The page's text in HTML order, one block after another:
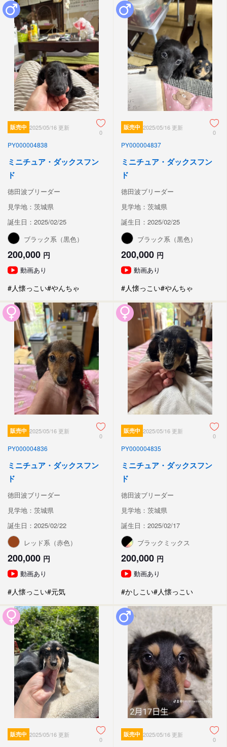
販売中 2025/05/16 更新
0
PY000004838
ミニチュア・ダックスフン
ド
徳田波ブリーダー
見学地：茨城県
誕生日：2025/02/25
ブラック系（黒色）
200,000 円
動画あり
#人懐っこい#やんちゃ
販売中 2025/05/16 更新
0
PY000004837
ミニチュア・ダックスフン
ド
徳田波ブリーダー
見学地：茨城県
誕生日：2025/02/25
ブラック系（黒色）
200,000 円
動画あり
#人懐っこい#やんちゃ
販売中 2025/05/16 更新
0
PY000004836
ミニチュア・ダックスフン
ド
徳田波ブリーダー
見学地：茨城県
誕生日：2025/02/22
レッド系（赤色）
200,000 円
動画あり
#人懐っこい#元気
販売中 2025/05/16 更新
0
PY000004835
ミニチュア・ダックスフン
ド
徳田波ブリーダー
見学地：茨城県
誕生日：2025/02/17
ブラックミックス
200,000 円
動画あり
#かしこい#人懐っこい
販売中 2025/05/16 更新
0
販売中 2025/05/16 更新
0